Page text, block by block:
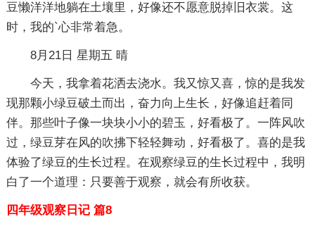
豆懒洋洋地躺在土壤里，好像还不愿意脱掉旧衣裳。这
时，我的`心非常着急。
8月21日 星期五 晴
今天，我拿着花洒去浇水。我又惊又喜，惊的是我发
现那颗小绿豆破土而出，奋力向上生长，好像追赶着同
伴。那些叶子像一块块小小的碧玉，好看极了。一阵风吹
过，绿豆芽在风的吹拂下轻轻舞动，好看极了。喜的是我
体验了绿豆的生长过程。在观察绿豆的生长过程中，我明
白了一个道理：只要善于观察，就会有所收获。
四年级观察日记 篇8